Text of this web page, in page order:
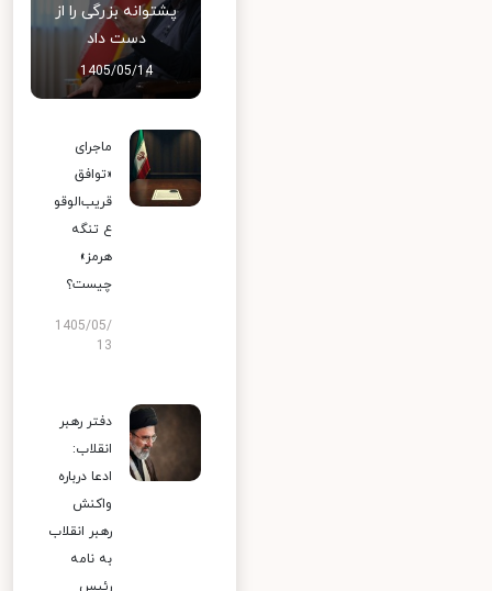
پشتوانه بزرگی را از
دست داد
1405/05/14
ماجرای
«توافق
قریب‌الوقو
ع تنگه
هرمز»
چیست؟
1405/05/
13
دفتر رهبر
انقلاب:
ادعا درباره
واکنش
رهبر انقلاب
به نامه
رئیس